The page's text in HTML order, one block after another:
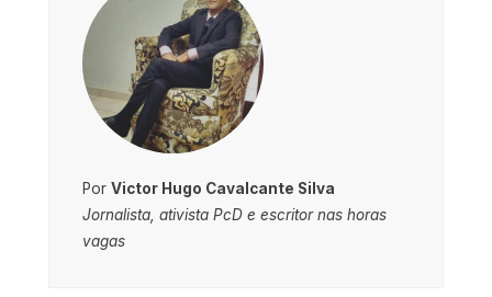
Por Victor Hugo Cavalcante Silva
Jornalista, ativista PcD e escritor nas horas
vagas